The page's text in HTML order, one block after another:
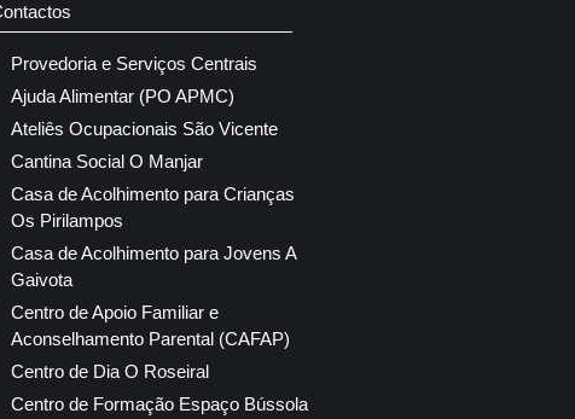
Provedoria e Serviços Centrais
Ajuda Alimentar (PO APMC)
Ateliês Ocupacionais São Vicente
Cantina Social O Manjar
Casa de Acolhimento para Crianças
Os Pirilampos
Casa de Acolhimento para Jovens A
Gaivota
Centro de Apoio Familiar e
Aconselhamento Parental (CAFAP)
Centro de Dia O Roseiral
Centro de Formação Espaço Bússola